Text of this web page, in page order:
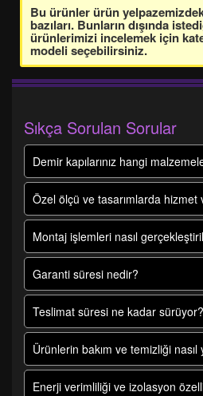
Bu ürünler ürün
bazıları. Bunların dışında
ürünlerimizi incelemek için
modeli seçebilirsiniz.
Sıkça Sorulan Sorular
Demir kapılarınız hangi
Özel ölçü ve tasarımlarda
Montaj işlemleri nasıl
Garanti süresi nedir?
Teslimat süresi ne kadar sürüyor?
Ürünlerin bakım ve temizliği nasıl
Enerji verimliliği ve izolasyon